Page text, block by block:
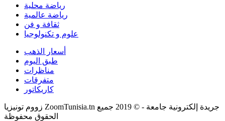
رياضة محلية
رياضة عالمية
ثقافة و فن
علوم و تكنولوجيا
أسعار الذهب
طبق اليوم
مناظرات
متفرقات
كاريكاتور
زووم تونيزيا ZoomTunisia.tn جريدة إلكترونية جامعة - © 2019 جميع
الحقوق محفوظة